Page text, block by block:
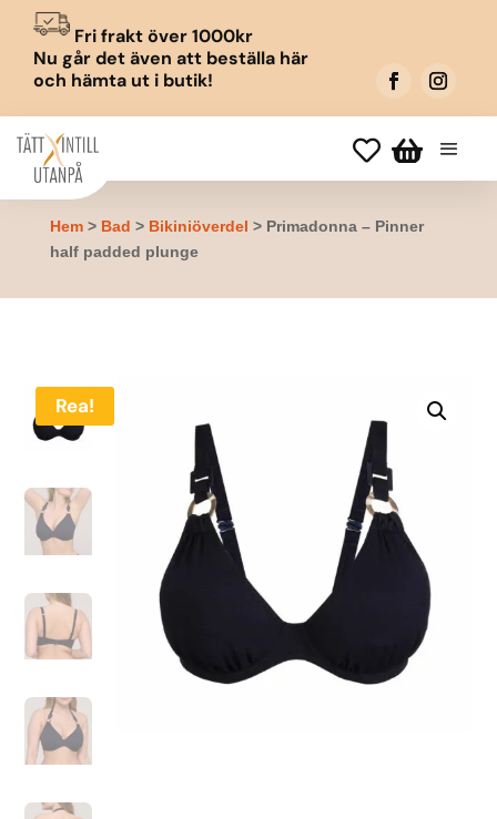
Fri frakt över 1000kr
Nu går det även att beställa här
och hämta ut i butik!
 
Hem> Bad > Bikiniöverdel > Primadonna – Pinner
half padded plunge
Rea!